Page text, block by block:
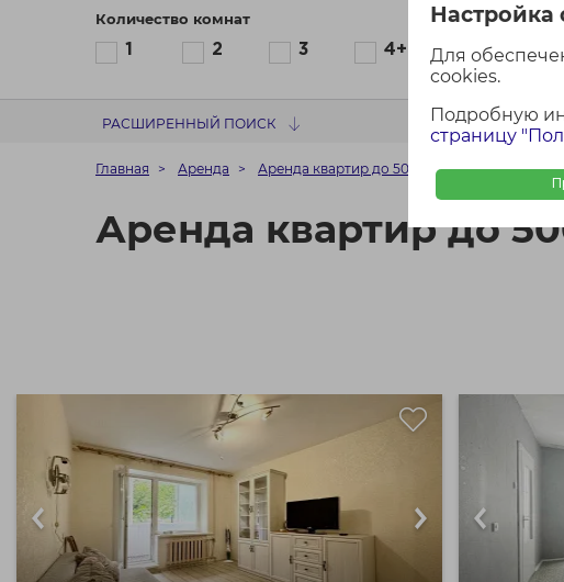
Настройка
Для
cookies.
Подробную
страницу
Количество комнат
1 2 3 4+
Цена
РАСШИРЕННЫЙ ПОИСК
Главная Аренда Аренда квартир до 500$ в Минске
Аренда квартир до